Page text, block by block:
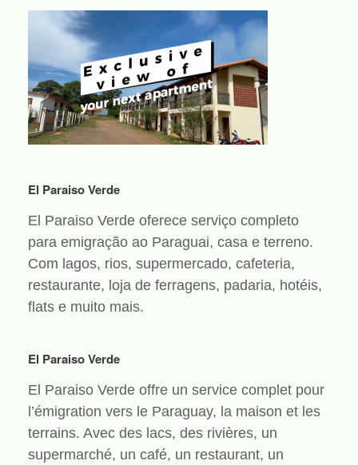
El Paraiso Verde
El Paraiso Verde oferece serviço completo
para emigração ao Paraguai, casa e terreno.
Com lagos, rios, supermercado, cafeteria,
restaurante, loja de ferragens, padaria, hotéis,
flats e muito mais.
El Paraiso Verde
El Paraiso Verde offre un service complet pour
l’émigration vers le Paraguay, la maison et les
terrains. Avec des lacs, des rivières, un
supermarché, un café, un restaurant, un